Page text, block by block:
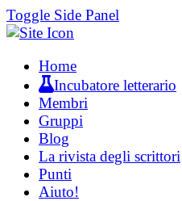
Toggle Side Panel
Home
Incubatore letterario
Membri
Gruppi
Blog
La rivista degli scrittori
Punti
Aiuto!